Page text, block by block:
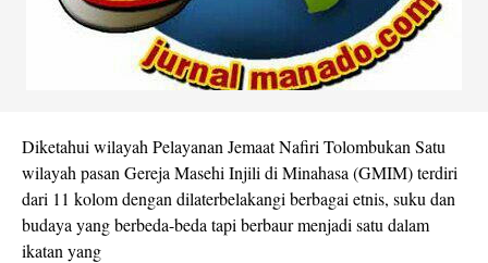
Diketahui wilayah Pelayanan Jemaat Nafiri Tolombukan Satu
wilayah pasan Gereja Masehi Injili di Minahasa (GMIM) terdiri
dari 11 kolom dengan dilaterbelakangi berbagai etnis, suku dan
budaya yang berbeda-beda tapi berbaur menjadi satu dalam
ikatan yang